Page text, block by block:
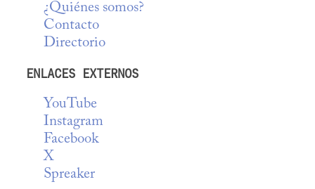
¿Quiénes somos?
Contacto
Directorio
ENLACES EXTERNOS
YouTube
Instagram
Facebook
X
Spreaker